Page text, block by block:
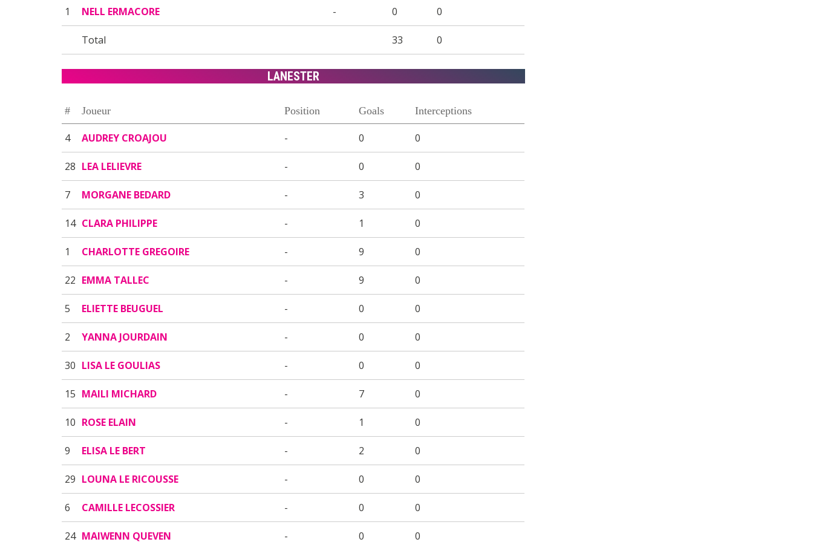
1 NELL ERMACORE - 0 0
Total 33 0
LANESTER
# Joueur Position Goals Interceptions
4 AUDREY CROAJOU - 0 0
28 LEA LELIEVRE - 0 0
7 MORGANE BEDARD - 3 0
14 CLARA PHILIPPE - 1 0
1 CHARLOTTE GREGOIRE - 9 0
22 EMMA TALLEC - 9 0
5 ELIETTE BEUGUEL - 0 0
2 YANNA JOURDAIN - 0 0
30 LISA LE GOULIAS - 0 0
15 MAILI MICHARD - 7 0
10 ROSE ELAIN - 1 0
9 ELISA LE BERT - 2 0
29 LOUNA LE RICOUSSE - 0 0
6 CAMILLE LECOSSIER - 0 0
24 MAIWENN QUEVEN - 0 0